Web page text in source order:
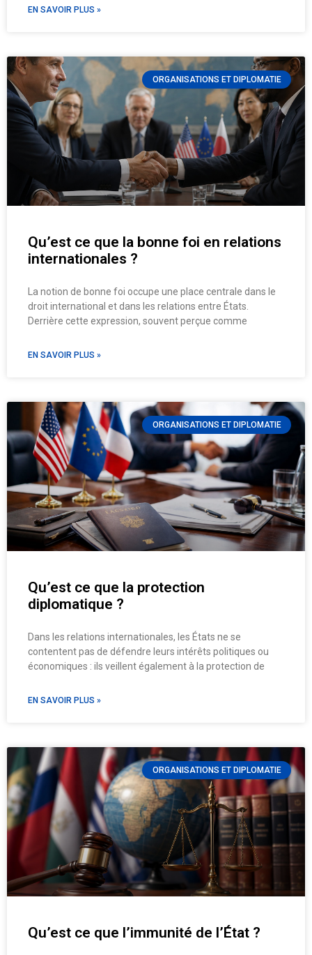
EN SAVOIR PLUS »
ORGANISATIONS ET DIPLOMATIE
Qu’est ce que la bonne foi en relations
internationales ?
La notion de bonne foi occupe une place centrale dans le
droit international et dans les relations entre États.
Derrière cette expression, souvent perçue comme
EN SAVOIR PLUS »
ORGANISATIONS ET DIPLOMATIE
Qu’est ce que la protection
diplomatique ?
Dans les relations internationales, les États ne se
contentent pas de défendre leurs intérêts politiques ou
économiques : ils veillent également à la protection de
EN SAVOIR PLUS »
ORGANISATIONS ET DIPLOMATIE
Qu’est ce que l’immunité de l’État ?